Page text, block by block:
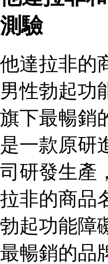
測驗
他達拉非的
男性勃起功
旗下最暢銷
是一款原研
司研發生產
拉非的商品
勃起功能障
最暢銷的品